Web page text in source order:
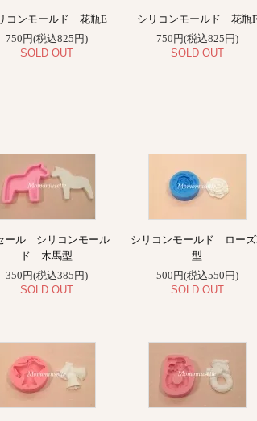
コンモールド 花瓶E
750円(税込825円)
SOLD OUT
シリコンモールド 花瓶F
750円(税込825円)
SOLD OUT
ル シリコンモール
ド 木馬型
350円(税込385円)
SOLD OUT
シリコンモールド ロー
型
500円(税込550円)
SOLD OUT